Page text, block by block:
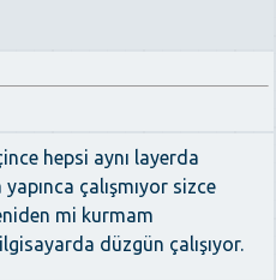
hepsi aynı layerda
çalışmıyor sizce
mi kurmam
düzgün çalışıyor.